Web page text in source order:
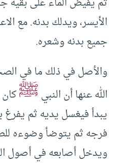
الأيسر، ويدلك بدنه. مع
جميع بدنه وشعره.
والأصل في ذلك ما في
الله عنها أن النبيﷺ
يبدأ فيغسل يديه ثم
فرجه ثم يتوضأ وضوءه
ويدخل أصابعه في أصول